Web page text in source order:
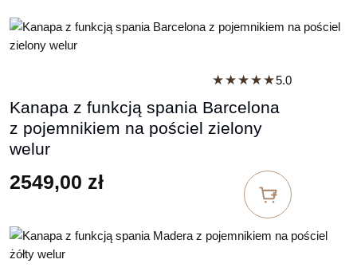
★★★★★5.0
Kanapa z funkcją spania Barcelona
z pojemnikiem na pościel zielony
welur
2549,00 zł